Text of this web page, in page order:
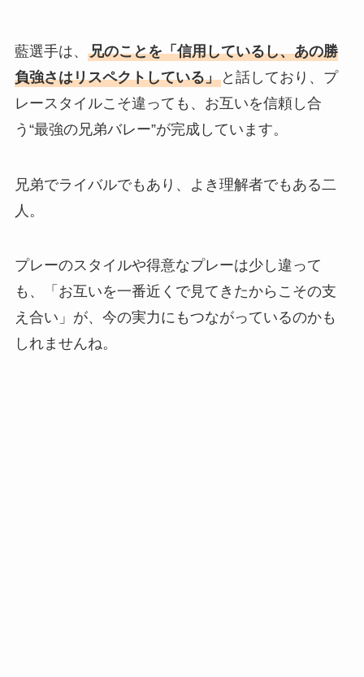
藍選手は、 兄のことを「信用しているし、あの勝
負強さはリスペクトしている」と話しており、プ
レースタイルこそ違っても、お互いを信頼し合
う“最強の兄弟バレー”が完成しています。
兄弟でライバルでもあり、よき理解者でもある二
人。
プレーのスタイルや得意なプレーは少し違って
も、「お互いを一番近くで見てきたからこその支
え合い」が、今の実力にもつながっているのかも
しれませんね。